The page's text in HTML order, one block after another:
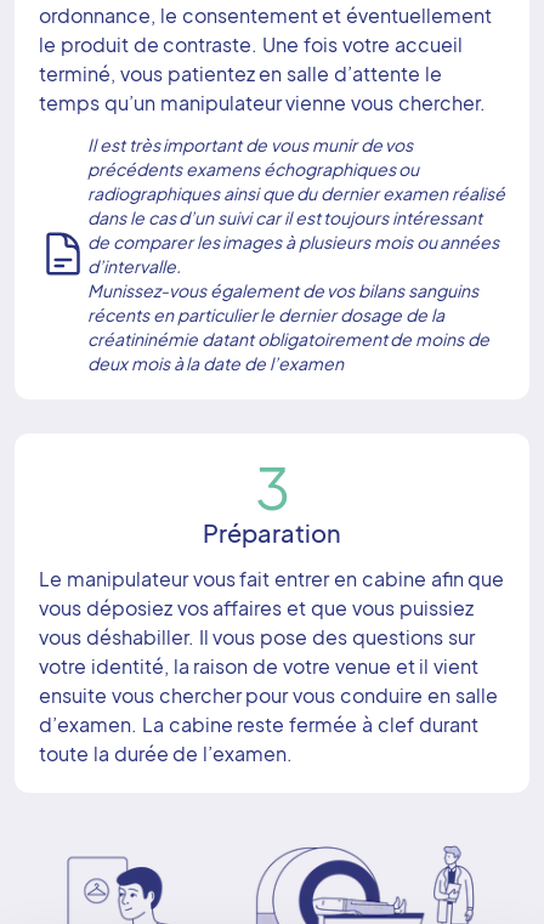
ordonnance, le consentement et éventuellement
le produit de contraste. Une fois votre accueil
terminé, vous patientez en salle d’attente le
temps qu’un manipulateur vienne vous chercher.
Il est très important de vous munir de vos
précédents examens échographiques ou
radiographiques ainsi que du dernier examen réalisé
dans le cas d’un suivi car il est toujours intéressant
de comparer les images à plusieurs mois ou années
d’intervalle.
Munissez-vous également de vos bilans sanguins
récents en particulier le dernier dosage de la
créatininémie datant obligatoirement de moins de
deux mois à la date de l’examen
3
Préparation
Le manipulateur vous fait entrer en cabine afin que
vous déposiez vos affaires et que vous puissiez
vous déshabiller. Il vous pose des questions sur
votre identité, la raison de votre venue et il vient
ensuite vous chercher pour vous conduire en salle
d’examen. La cabine reste fermée à clef durant
toute la durée de l’examen.